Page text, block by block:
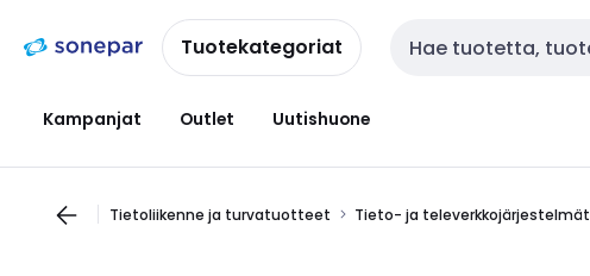
navigointiinsisältöönTuotekategoriat Haku
Kampanjat Outlet Uutishuone
Tietoliikenne ja turvatuotteet Tieto- ja televerkkojärjestelmät